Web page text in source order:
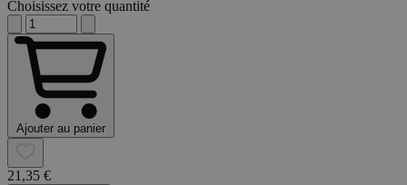
Choisissez votre quantité
Ajouter au panier
21,35 €